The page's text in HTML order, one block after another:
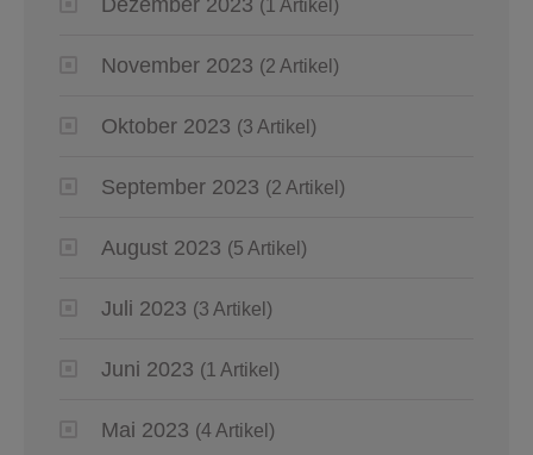
(1 Artikel)
November 2023 (2 Artikel)
Oktober 2023 (3 Artikel)
September 2023 (2 Artikel)
August 2023 (5 Artikel)
Juli 2023 (3 Artikel)
Juni 2023 (1 Artikel)
Mai 2023 (4 Artikel)